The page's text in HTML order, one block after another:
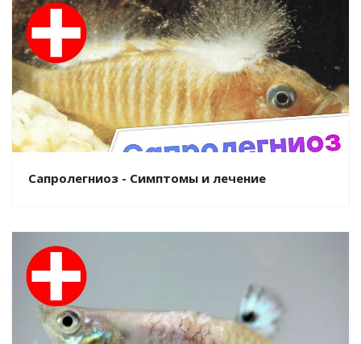
Сапролегниоз - Симптомы и лечение